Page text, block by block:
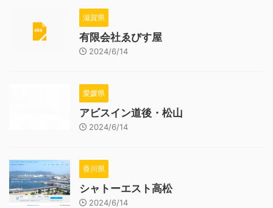
滋賀県
有限会社ゑびす屋
2024/6/14
愛媛県
アビスイン道後・松山
2024/6/14
香川県
シャトーエスト高松
2024/6/14